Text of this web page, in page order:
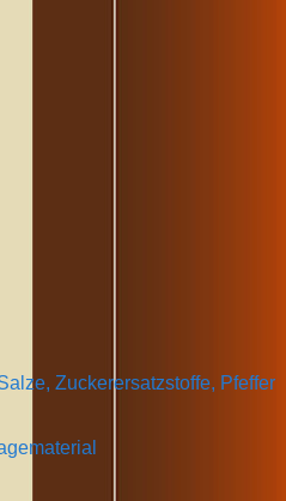
Zuckerersatzstoffe, Pfeffer